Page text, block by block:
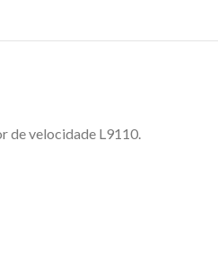
de velocidade L9110.